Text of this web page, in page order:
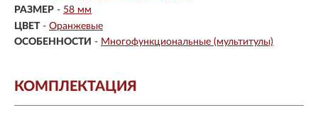
РАЗМЕР - 58 мм
ЦВЕТ - Оранжевые
ОСОБЕННОСТИ - Многофункциональные (мультитулы)
КОМПЛЕКТАЦИЯ